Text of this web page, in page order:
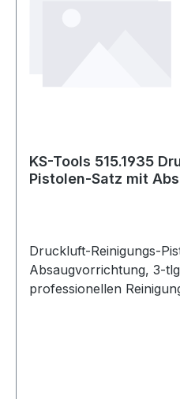
KS-Tools 515.1935
Pistolen-Satz mit
Druckluft-Reinigungs-
Absaugvorrichtung, 3-
professionellen